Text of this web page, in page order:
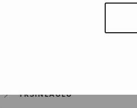
SOITINKOULUT JA OPPAAT
YKSINLAULU